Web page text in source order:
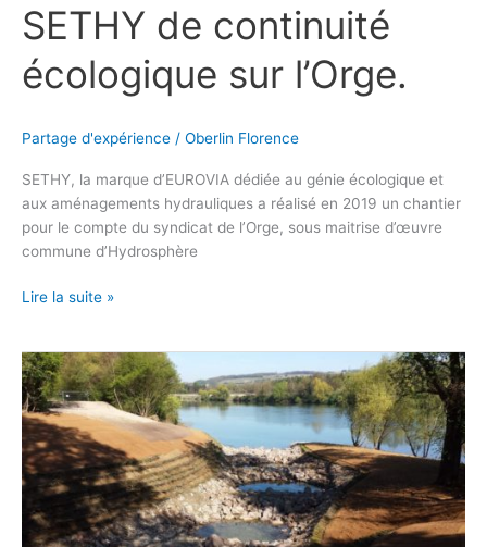
SETHY de continuité
écologique sur l’Orge.
Partage d'expérience / Oberlin Florence
SETHY, la marque d’EUROVIA dédiée au génie écologique et
aux aménagements hydrauliques a réalisé en 2019 un chantier
pour le compte du syndicat de l’Orge, sous maitrise d’œuvre
commune d’Hydrosphère
Lire la suite »
Un
nouvel
adhérent
pour
les
travaux
de
génie